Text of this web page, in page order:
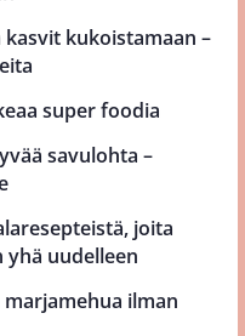
kukoistamaan –
super foodia
savulohta –
joita
yhä uudelleen
ilman